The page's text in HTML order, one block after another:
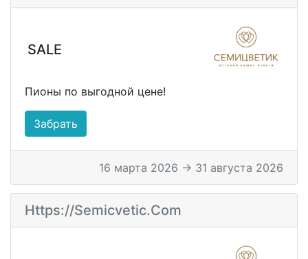
SALE
Пионы по выгодной цене!
Забрать
16 марта 2026 → 31 августа 2026
Https://semicvetic.com